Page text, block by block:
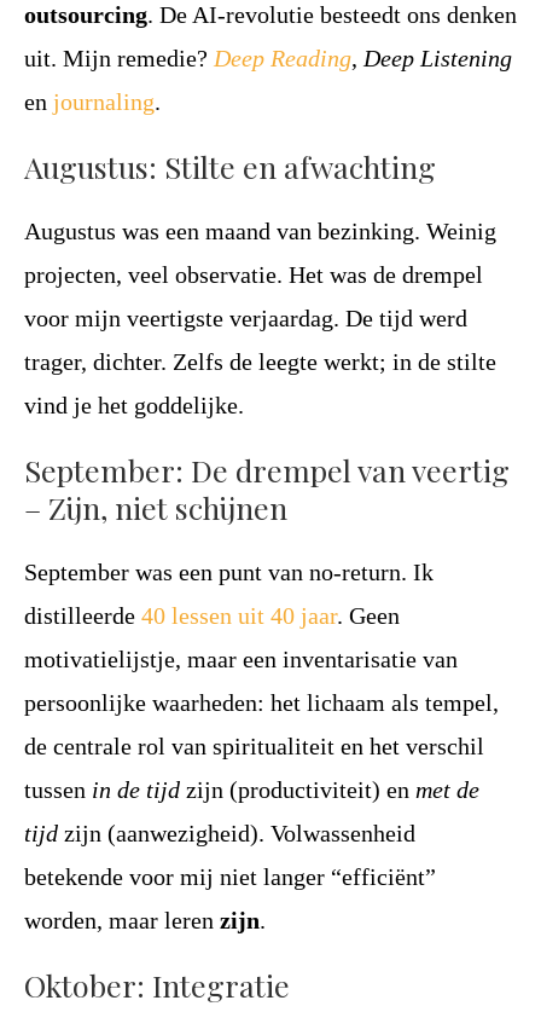
outsourcing. De AI-revolutie besteedt ons denken
uit. Mijn remedie? Deep Reading, Deep Listening
en journaling.
Augustus: Stilte en afwachting
Augustus was een maand van bezinking. Weinig
projecten, veel observatie. Het was de drempel
voor mijn veertigste verjaardag. De tijd werd
trager, dichter. Zelfs de leegte werkt; in de stilte
vind je het goddelijke.
September: De drempel van veertig
– Zijn, niet schijnen
September was een punt van no-return. Ik
distilleerde 40 lessen uit 40 jaar. Geen
motivatielijstje, maar een inventarisatie van
persoonlijke waarheden: het lichaam als tempel,
de centrale rol van spiritualiteit en het verschil
tussen in de tijd zijn (productiviteit) en met de
tijd zijn (aanwezigheid). Volwassenheid
betekende voor mij niet langer “efficiënt”
worden, maar leren zijn.
Oktober: Integratie